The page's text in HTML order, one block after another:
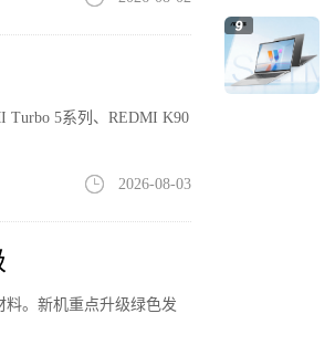
Turbo 5系列、REDMI K90
2026-08-03
料。新机重点升级绿色发